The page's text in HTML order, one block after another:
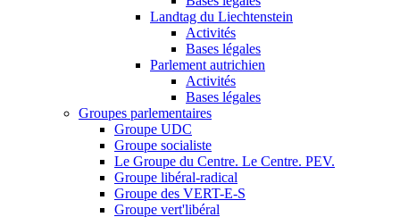
Landtag du Liechtenstein
Activités
Bases légales
Parlement autrichien
Activités
Bases légales
Groupes parlementaires
Groupe UDC
Groupe socialiste
Le Groupe du Centre. Le Centre. PEV.
Groupe libéral-radical
Groupe des VERT-E-S
Groupe vert'libéral